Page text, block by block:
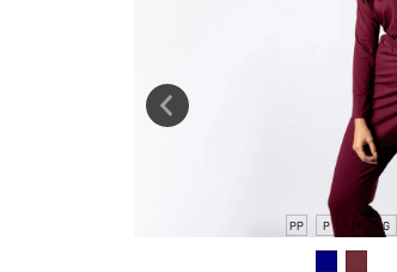
PP P M G